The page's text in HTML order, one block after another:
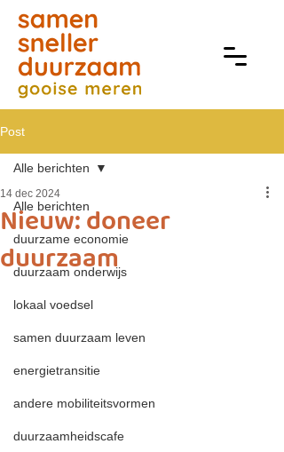
Post
Alle berichten
duurzame economie
duurzaam onderwijs
lokaal voedsel
samen duurzaam leven
energietransitie
andere mobiliteitsvormen
duurzaamheidscafe
Alle berichten
Nieuw: doneer
duurzaam
14 dec 2024